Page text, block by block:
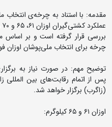
بررسی قرار گرفته است و بر اساس
چرخه برای انتخاب ملی‌پوشان اوزان
توضیح مهم: در صورت نیاز به
پس از اتمام رقابت‌های بین المللی
(زاگرب) برگزار خواهد شد.
اوزان ۶۱ و ۶۵ کیلوگرم: